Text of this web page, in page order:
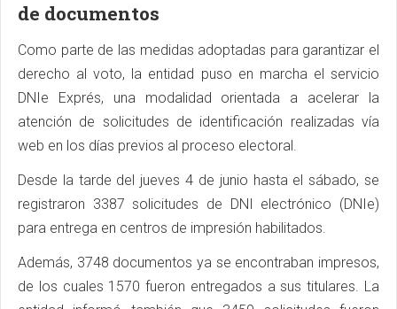
de documentos
Como parte de las medidas adoptadas para garantizar el
derecho al voto, la entidad puso en marcha el servicio
DNIe Exprés, una modalidad orientada a acelerar la
atención de solicitudes de identificación realizadas vía
web en los días previos al proceso electoral.
Desde la tarde del jueves 4 de junio hasta el sábado, se
registraron 3387 solicitudes de DNI electrónico (DNIe)
para entrega en centros de impresión habilitados.
Además, 3748 documentos ya se encontraban impresos,
de los cuales 1570 fueron entregados a sus titulares. La